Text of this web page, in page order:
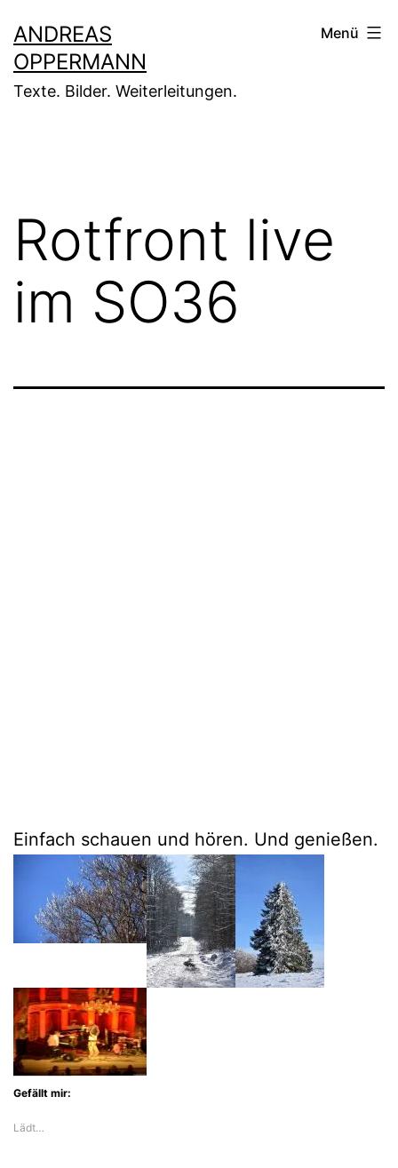
Inhalt
springen
ANDREAS
OPPERMANN
Texte. Bilder. Weiterleitungen.
Menü
Rotfront live
im SO36
Einfach schauen und hören. Und genießen.
Gefällt mir:
Lädt…